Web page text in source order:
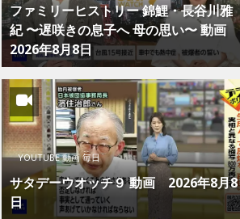
ファミリーヒストリー 錦鯉・長谷川雅
紀 〜遅咲きの息子へ 母の思い〜 動画
2026年8月8日
YOUTUBE 動画 毎日
サタデーウオッチ９ 動画 2026年8月8
日